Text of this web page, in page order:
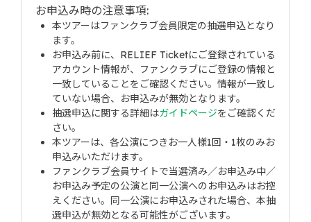
お申込み時の注意事項:
本ツアーはファンクラブ会員限定の抽選申込となり
ます。
お申込み前に、RELIEF Ticketにご登録されている
アカウント情報が、ファンクラブにご登録の情報と
一致していることをご確認ください。情報が一致し
ていない場合、お申込みが無効となります。
抽選申込に関する詳細はガイドページをご確認くだ
さい。
本ツアーは、各公演につきお一人様1回・1枚のみお
申込みいただけます。
ファンクラブ会員サイトで当選済み／お申込み中／
お申込み予定の公演と同一公演へのお申込みはお控
えください。同一公演にお申込みされた場合、本抽
選申込が無効となる可能性がございます。